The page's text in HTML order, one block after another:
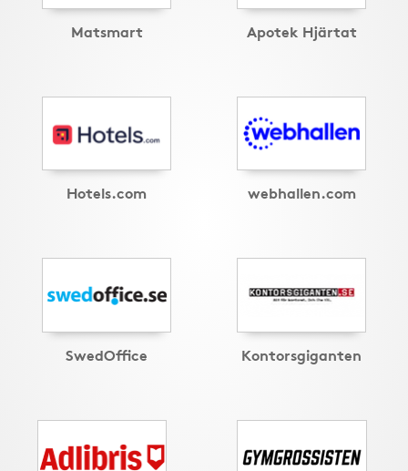
Matsmart Apotek Hjärtat
Hotels.com webhallen.com
SwedOffice Kontorsgiganten